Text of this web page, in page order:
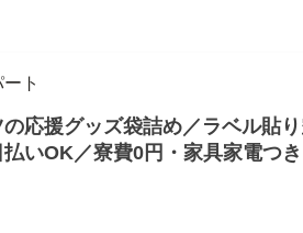
ト
応援グッズ袋詰め／ラベル貼
いOK／寮費0円・家具家電つ